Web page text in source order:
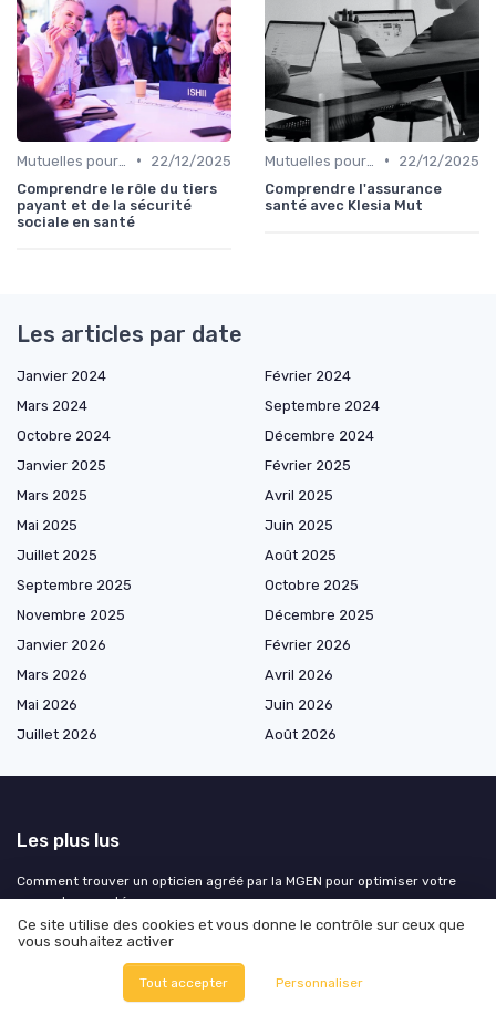
•
22/12/2025
Comprendre le rôle du tiers
payant et de la sécurité
sociale en santé
•
22/12/2025
Comprendre l'assurance
santé avec Klesia Mut
Les articles par date
Janvier 2024
Février 2024
Mars 2024
Septembre 2024
Octobre 2024
Décembre 2024
Janvier 2025
Février 2025
Mars 2025
Avril 2025
Mai 2025
Juin 2025
Juillet 2025
Août 2025
Septembre 2025
Octobre 2025
Novembre 2025
Décembre 2025
Janvier 2026
Février 2026
Mars 2026
Avril 2026
Mai 2026
Juin 2026
Juillet 2026
Août 2026
Les plus lus
Comment trouver un opticien agréé par la MGEN pour optimiser votre
couverture santé
Comment choisir la meilleure mutuelle santé selon 60 millions de
consommateurs
Comprendre le remboursement des soutiens-gorge post-opératoires
Comment louer un tensiomètre en pharmacie : guide pratique et
Ce site utilise des cookies et vous donne le contrôle sur ceux que
vous souhaitez activer
Tout accepter Personnaliser